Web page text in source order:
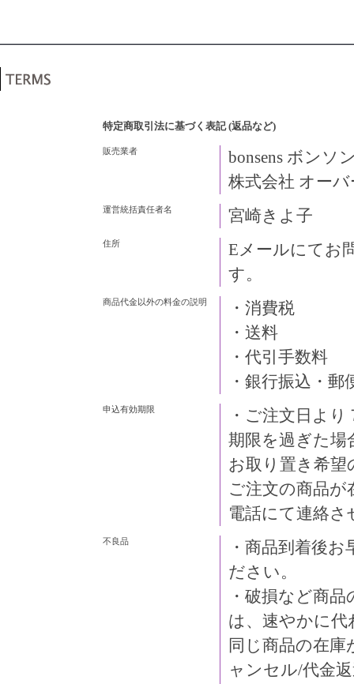
特定商取引法に基づく表記 (返品など)
販売業者
bonsens ボンソ
株式会社 オー
運営統括責任者名 宮崎きよ子
住所
Eメールにてお
す。
商品代金以外の料金の説明
・消費税
・送料
・代引手数料
・銀行振込・
申込有効期限
・ご注文日より
期限を過ぎた
お取り置き希
ご注文の商品
電話にて連絡
不良品
・商品到着後
ださい。
・破損など商
は、速やかに
同じ商品の在
ャンセル/代金